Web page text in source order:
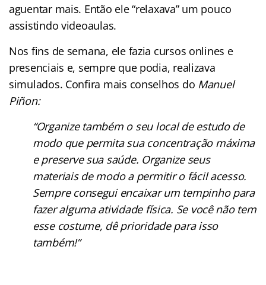
aguentar mais. Então ele “relaxava” um pouco
assistindo videoaulas.
Nos fins de semana, ele fazia cursos onlines e
presenciais e, sempre que podia, realizava
simulados. Confira mais conselhos do Manuel
Piñon:
“Organize também o seu local de estudo de
modo que permita sua concentração máxima
e preserve sua saúde. Organize seus
materiais de modo a permitir o fácil acesso.
Sempre consegui encaixar um tempinho para
fazer alguma atividade física. Se você não tem
esse costume, dê prioridade para isso
também!”